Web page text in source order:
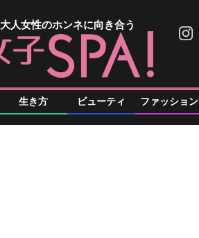
大人女性のホンネに向き合う
生き方 ビューティ ファッション